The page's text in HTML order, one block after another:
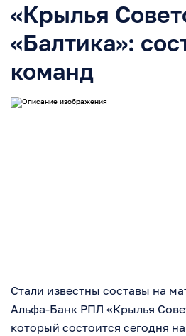
«Крылья
«Балтика»:
команд
Стали известны составы на
Альфа-Банк РПЛ «Крылья
который состоится сегодня